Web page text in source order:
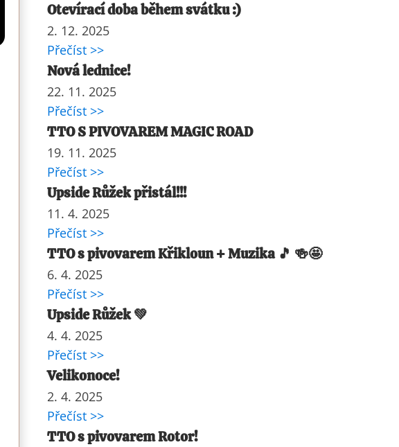
Otevírací doba během svátku :)
2. 12. 2025
Přečíst >>
Nová lednice!
22. 11. 2025
Přečíst >>
TTO S PIVOVAREM MAGIC ROAD
19. 11. 2025
Přečíst >>
Upside Růžek přistál!!!
11. 4. 2025
Přečíst >>
TTO s pivovarem Křikloun + Muzika 🎵 🍻🤩
6. 4. 2025
Přečíst >>
Upside Růžek 💚
4. 4. 2025
Přečíst >>
Velikonoce!
2. 4. 2025
Přečíst >>
TTO s pivovarem Rotor!